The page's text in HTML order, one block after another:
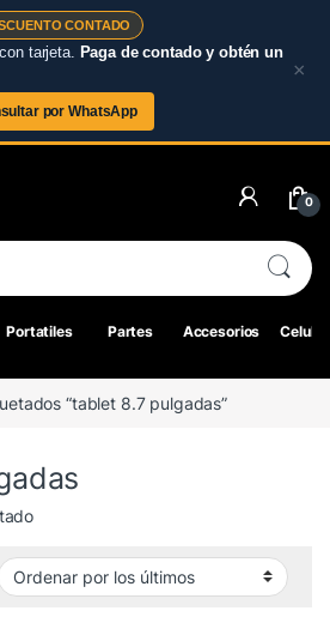
CONTADO
tarjeta. Paga de contado y obtén un
por WhatsApp
×
0
Portatiles Partes Accesorios
“tablet 8.7 pulgadas”